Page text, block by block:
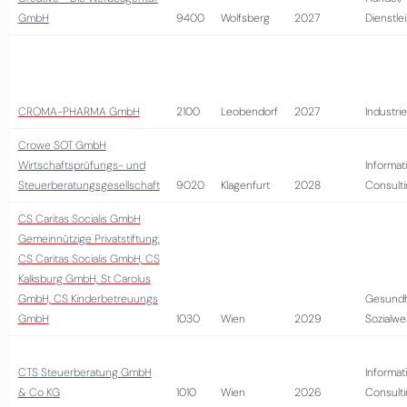
GmbH
9400 Wolfsberg 2027
CROMA-PHARMA GmbH 2100 Leobendorf 2027 Industrie
Crowe SOT GmbH
Wirtschaftsprüfungs- und
Steuerberatungsgesellschaft
9020 Klagenfurt 2028
CS Caritas Socialis GmbH
Gemeinnützige Privatstiftung,
CS Caritas Socialis GmbH, CS
Kalksburg GmbH, St Carolus
GmbH, CS Kinderbetreuungs
GmbH
1030 Wien 2029
CTS Steuerberatung GmbH
& Co KG
1010 Wien 2026